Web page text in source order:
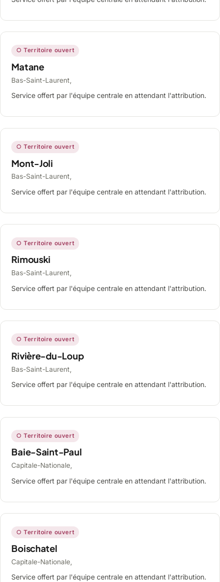
○ Territoire ouvert
Matane
Bas-Saint-Laurent,
Service offert par l'équipe centrale en attendant l'attribution.
○ Territoire ouvert
Mont-Joli
Bas-Saint-Laurent,
Service offert par l'équipe centrale en attendant l'attribution.
○ Territoire ouvert
Rimouski
Bas-Saint-Laurent,
Service offert par l'équipe centrale en attendant l'attribution.
○ Territoire ouvert
Rivière-du-Loup
Bas-Saint-Laurent,
Service offert par l'équipe centrale en attendant l'attribution.
○ Territoire ouvert
Baie-Saint-Paul
Capitale-Nationale,
Service offert par l'équipe centrale en attendant l'attribution.
○ Territoire ouvert
Boischatel
Capitale-Nationale,
Service offert par l'équipe centrale en attendant l'attribution.